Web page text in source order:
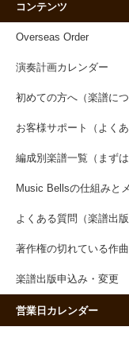
コンテンツ
Overseas Order
演奏計画カレンダー
初めての方へ（楽譜につ
お客様サポート（よくあ
編成別楽譜一覧（まずは
Music Bellsの仕組みと
よくある質問（楽譜出版
著作権の切れている作
楽譜出版申込み・変更
営業日カレンダー